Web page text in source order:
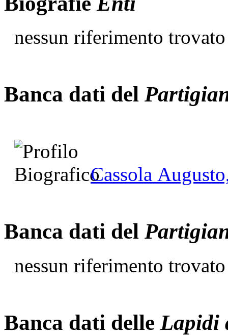
nessun riferimento trovato
Banca dati del
Cassola
Banca dati del
nessun riferimento trovato
Banca dati delle Lapidi